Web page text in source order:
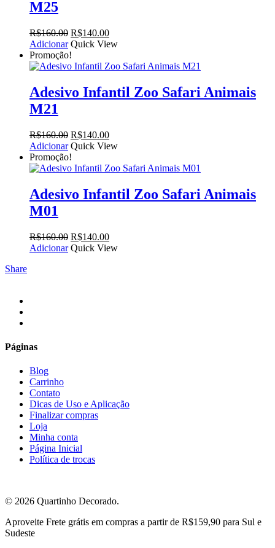
M25
R$160.00 O
preço
original
era:
R$140.00O
preço
é:
Adicionar Quick View
Promoção!
Adesivo Infantil Zoo Safari Animais
M21
R$160.00 O
preço
original
era:
R$140.00O
preço
é:
Adicionar Quick View
Promoção!
Adesivo Infantil Zoo Safari Animais
M01
R$160.00 O
preço
R$140.00O
preço
Adicionar Quick View
Share
Páginas
Blog
Carrinho
Contato
Dicas de Uso e Aplicação
Finalizar compras
Loja
Minha conta
Página Inicial
Política de trocas
© 2026 Quartinho Decorado.
Close
Menu
Aproveite Frete grátis em compras a partir de R$159,90 para Sul e
Sudeste